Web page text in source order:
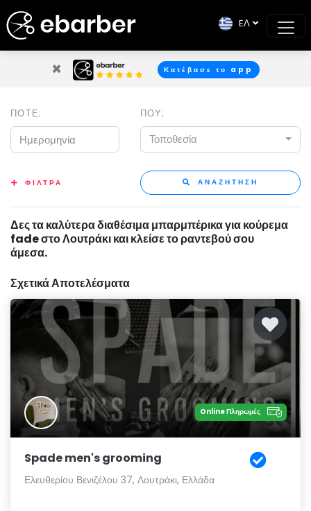
× Κατέβασε το app
EΛ
ΠΟΤΕ; ΠΟΥ;
Τοποθεσία
ΦΙΛΤΡΑ ΑΝΑΖΗΤΗΣΗ
Δες τα καλύτερα διαθέσιμα μπαρμπέρικα για κούρεμα
fade στο Λουτράκι και κλείσε το ραντεβού σου
άμεσα.
Σχετικά Αποτελέσματα
Online Πληρωμές
Spade men's grooming
Ελευθερίου Βενιζέλου 37, Λουτράκι, Ελλάδα